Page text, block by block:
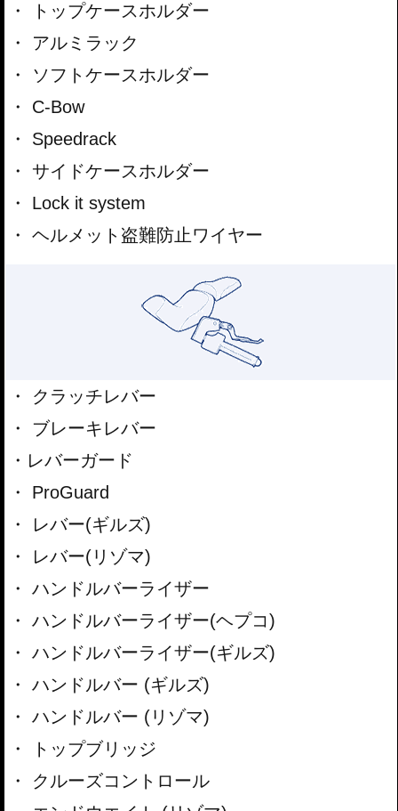
トップケースホルダー
アルミラック
ソフトケースホルダー
C-Bow
Speedrack
サイドケースホルダー
Lock it system
ヘルメット盗難防止ワイヤー
クラッチレバー
ブレーキレバー
レバーガード
ProGuard
レバー(ギルズ)
レバー(リゾマ)
ハンドルバーライザー
ハンドルバーライザー(ヘプコ)
ハンドルバーライザー(ギルズ)
ハンドルバー (ギルズ)
ハンドルバー (リゾマ)
トップブリッジ
クルーズコントロール